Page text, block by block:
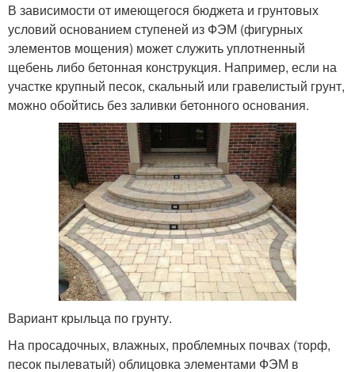
В зависимости от имеющегося бюджета и грунтовых
условий основанием ступеней из ФЭМ (фигурных
элементов мощения) может служить уплотненный
щебень либо бетонная конструкция. Например, если на
участке крупный песок, скальный или гравелистый грунт,
можно обойтись без заливки бетонного основания.
Вариант крыльца по грунту.
На просадочных, влажных, проблемных почвах (торф,
песок пылеватый) облицовка элементами ФЭМ в